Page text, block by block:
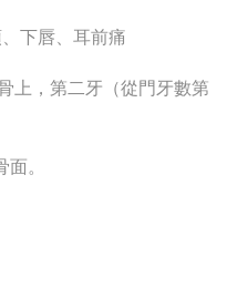
下唇、耳前痛
上，第二牙（從門牙數第
。